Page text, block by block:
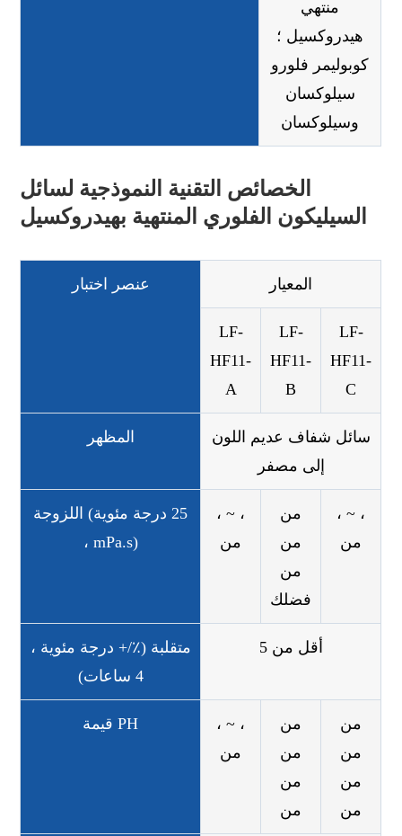
منتهي
هيدروكسيل ؛
كوبوليمر فلورو
سيلوكسان
وسيلوكسان
الخصائص التقنية النموذجية لسائل
السيليكون الفلوري المنتهية بهيدروكسيل
عنصر اختبار المعيار
LF-
HF11-
A
LF-
HF11-
B
LF-
HF11-
C
المظهر
سائل شفاف عديم اللون
إلى مصفر
اللزوجة (25 درجة مئوية
، mPa.s)
، ~ ،
من
من
من
من
فضلك
، ~ ،
من
متقلبة (٪/+ درجة مئوية ،
4 ساعات)
أقل من 5
قيمة PH
، ~ ،
من
من
من
من
من
من
من
من
من